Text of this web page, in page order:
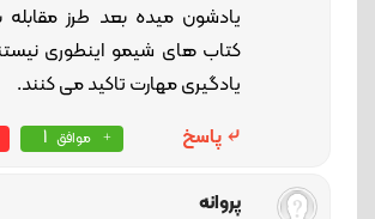
یادشون میده بعد طرز مقابله
کتاب های شیمو اینطوری
یادگیری مهارت تاکید می کنند.
پاسخ
موافق 1
پروانه